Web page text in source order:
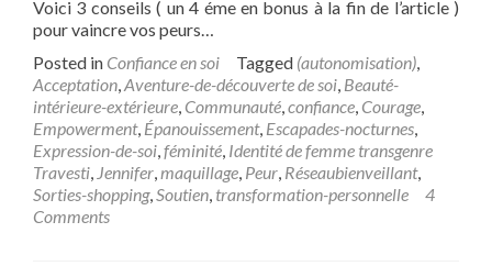
Voici 3 conseils ( un 4 éme en bonus à la fin de l’article )
pour vaincre vos peurs…
Posted in Confiance en soi Tagged (autonomisation),
Acceptation,Aventure-de-découverte de soi, Beauté-
intérieure-extérieure, Communauté,confiance, Courage,
Empowerment, Épanouissement, Escapades-nocturnes,
Expression-de-soi,féminité, Identité de femme transgenre
Travesti, Jennifer,maquillage, Peur, Réseaubienveillant,
Sorties-shopping,Soutien, transformation-personnelle
4
Comments